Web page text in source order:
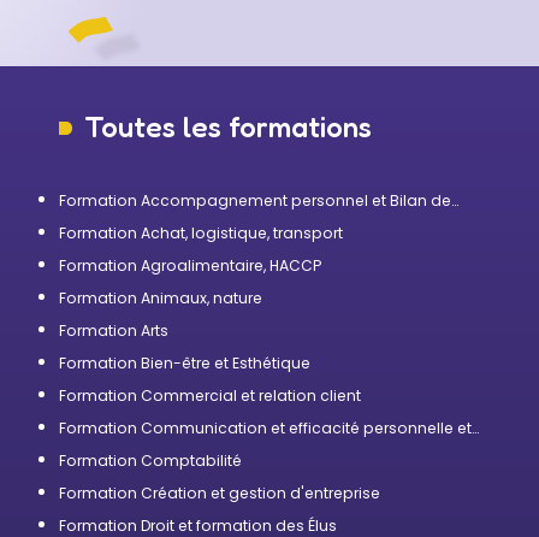
Toutes les formations
Formation Accompagnement personnel et Bilan de
Formation Achat, logistique, transport
Formation Agroalimentaire, HACCP
Formation Animaux, nature
Formation Arts
Formation Bien-être et Esthétique
Formation Commercial et relation client
Formation Communication et efficacité personnelle et
Formation Comptabilité
Formation Création et gestion d'entreprise
Formation Droit et formation des Élus